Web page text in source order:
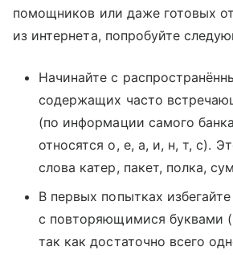
помощников или даже готовых
из интернета, попробуйте
Начинайте с
содержащих часто
(по информации самого
относятся о, е, а, и, н, т, с).
слова катер, пакет, полка,
В первых попытках
с повторяющимися буквами
так как достаточно всего